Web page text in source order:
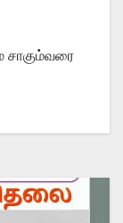
சாகும்வரை